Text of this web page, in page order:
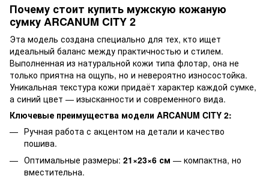
Почему стоит купить мужскую кожаную
сумку ARCANUM CITY 2
Эта модель создана специально для тех, кто ищет
идеальный баланс между практичностью и стилем.
Выполненная из натуральной кожи типа флотар, она не
только приятна на ощупь, но и невероятно износостойка.
Уникальная текстура кожи придаёт характер каждой сумке,
а синий цвет — изысканности и современного вида.
Ключевые преимущества модели ARCANUM CITY 2:
Ручная работа с акцентом на детали и качество
пошива.
Оптимальные размеры: 21×23×6 см — компактна, но
вместительна.